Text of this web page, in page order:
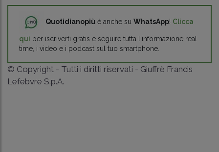
Quotidianopiù è anche su WhatsApp! Clicca
qui per iscriverti gratis e seguire tutta l'informazione real
time, i video e i podcast sul tuo smartphone.
© Copyright - Tutti i diritti riservati - Giuffrè Francis
Lefebvre S.p.A.